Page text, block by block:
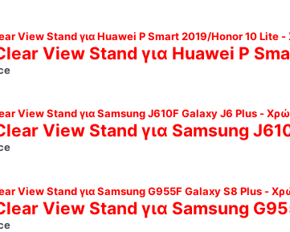
View Stand για Huawei P
View Stand για Samsung
View Stand για Samsung